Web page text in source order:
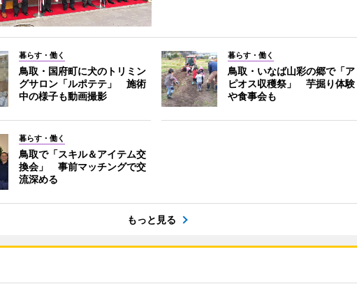
暮らす・働く
鳥取・国府町に犬のトリミン
グサロン「ルポテテ」 施術
中の様子も動画撮影
暮らす・働く
鳥取・いなば山彩の郷で「ア
ピオス収穫祭」 芋掘り体験
や食事会も
暮らす・働く
鳥取で「スキル＆アイテム交
換会」 事前マッチングで交
流深める
もっと見る